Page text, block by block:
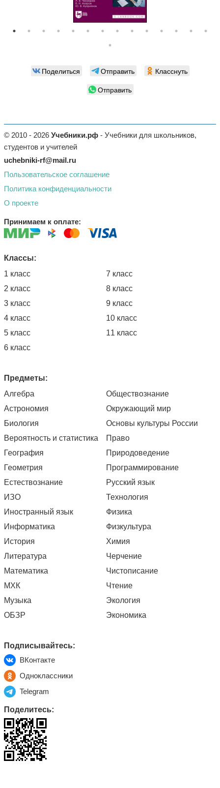
Поделиться Отправить
Класснуть
Отправить
© 2010 - 2026 Учебники.рф - Учебники для школьников,
студентов и учителей
uchebniki-rf@mail.ru
Пользовательское соглашение
Политика конфиденциальности
О проекте
Принимаем к оплате:
Классы:
1 класс
2 класс
3 класс
4 класс
5 класс
6 класс
7 класс
8 класс
9 класс
10 класс
11 класс
Предметы:
Алгебра
Астрономия
Биология
Вероятность и статистика
География
Геометрия
Естествознание
ИЗО
Иностранный язык
Информатика
История
Литература
Математика
МХК
Музыка
ОБЗР
Обществознание
Окружающий мир
Основы культуры России
Право
Природоведение
Программирование
Русский язык
Технология
Физика
Физкультура
Химия
Черчение
Чистописание
Чтение
Экология
Экономика
Подписывайтесь:
ВКонтакте
Одноклассники
Telegram
Поделитесь: